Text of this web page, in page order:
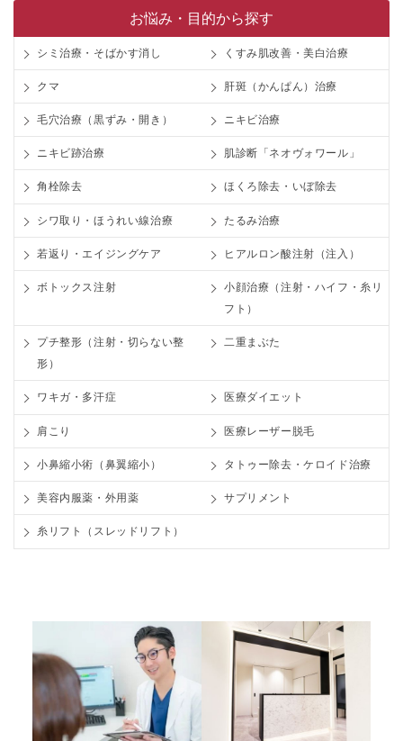
お悩み・目的から探す
シミ治療・そばかす消し くすみ肌改善・美白治療
クマ 肝斑（かんぱん）治療
毛穴治療（黒ずみ・開き） ニキビ治療
ニキビ跡治療 肌診断「ネオヴォワール」
角栓除去 ほくろ除去・いぼ除去
シワ取り・ほうれい線治療 たるみ治療
若返り・エイジングケア ヒアルロン酸注射（注入）
ボトックス注射
小顔治療（注射・ハイフ・糸リ
フト）
プチ整形（注射・切らない整
形）
二重まぶた
ワキガ・多汗症 医療ダイエット
肩こり 医療レーザー脱毛
小鼻縮小術（鼻翼縮小） タトゥー除去・ケロイド治療
美容内服薬・外用薬 サプリメント
糸リフト（スレッドリフト）